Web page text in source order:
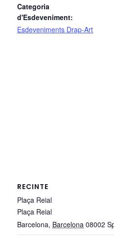
Categoria
d'Esdeveniment:
Esdeveniments Drap-Art
RECINTE
Plaça Reial
Plaça Reial
Barcelona, Barcelona 08002